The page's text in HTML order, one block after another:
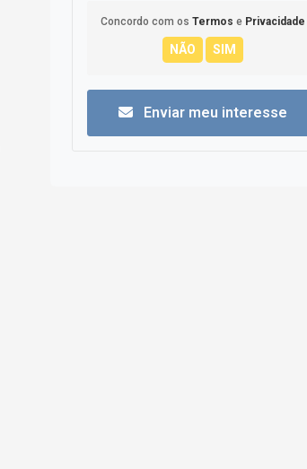
Concordo com os Termos e Privacidade
Enviar meu interesse